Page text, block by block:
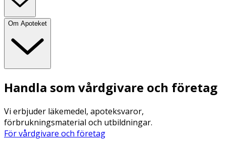
Om Apoteket
Handla som vårdgivare och företag
Vi erbjuder läkemedel, apoteksvaror,
förbrukningsmaterial och utbildningar.
För vårdgivare och företag